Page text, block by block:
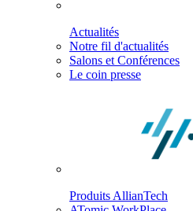
Actualités
Notre fil d'actualités
Salons et Conférences
Le coin presse
Produits AllianTech